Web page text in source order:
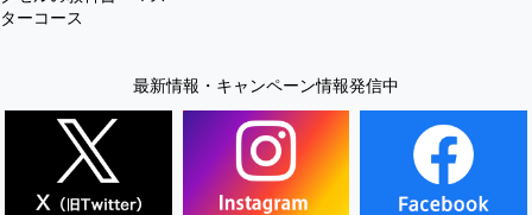
最新情報・キャンペーン情報発信中